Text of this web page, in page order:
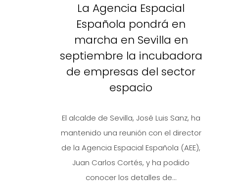
La Agencia Espacial
Española pondrá en
marcha en Sevilla en
septiembre la incubadora
de empresas del sector
espacio
El alcalde de Sevilla, José Luis Sanz, ha
mantenido una reunión con el director
de la Agencia Espacial Española (AEE),
Juan Carlos Cortés, y ha podido
conocer los detalles de...